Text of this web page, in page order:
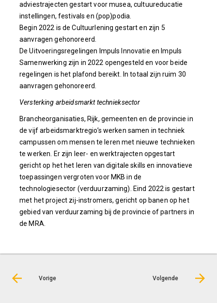
adviestrajecten gestart voor musea, cultuureducatie
instellingen, festivals en (pop)podia.
Begin 2022 is de Cultuurlening gestart en zijn 5
aanvragen gehonoreerd.
De Uitvoeringsregelingen Impuls Innovatie en Impuls
Samenwerking zijn in 2022 opengesteld en voor beide
regelingen is het plafond bereikt. In totaal zijn ruim 30
aanvragen gehonoreerd.
Versterking arbeidsmarkt technieksector
Brancheorganisaties, Rijk, gemeenten en de provincie in
de vijf arbeidsmarktregio’s werken samen in techniek
campussen om mensen te leren met nieuwe technieken
te werken. Er zijn leer- en werktrajecten opgestart
gericht op het het leren van digitale skills en innovatieve
toepassingen vergroten voor MKB in de
technologiesector (verduurzaming). Eind 2022 is gestart
met het project zij-instromers, gericht op banen op het
gebied van verduurzaming bij de provincie of partners in
de MRA.
Vorige Volgende